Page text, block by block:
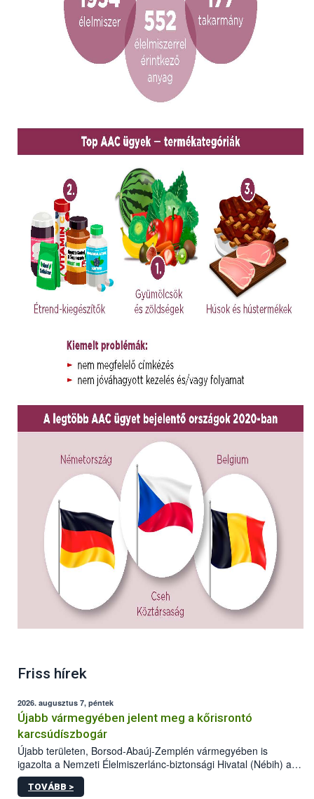
Friss hírek
2026. augusztus 7, péntek
Újabb vármegyében jelent meg a kőrisrontó
karcsúdíszbogár
Újabb területen, Borsod-Abaúj-Zemplén vármegyében is
igazolta a Nemzeti Élelmiszerlánc-biztonsági Hivatal (Nébih) a
kőrisrontó karcsúdíszbogár (Agrilus planipennis) jelenlétét. A
kártevőt nem csak színcsapdában találták meg, de már fertőzött
TOVÁBB >